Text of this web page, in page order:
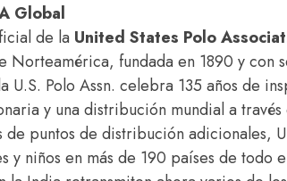
Global
de la United States Polo
fundada en 1890 y con
U.S. Polo Assn. celebra 135 años de
y una distribución mundial a
de puntos de distribución adicionales,
y niños en más de 190 países de todo